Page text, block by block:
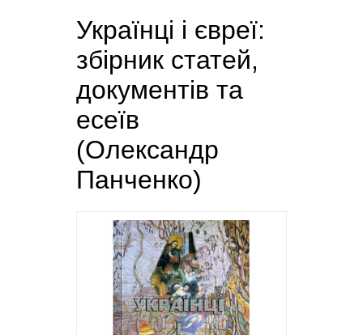
Українці і євреї:
збірник статей,
документів та
есеїв
(Олександр
Панченко)